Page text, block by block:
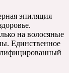
эпиляция
на волосяные
Единственное